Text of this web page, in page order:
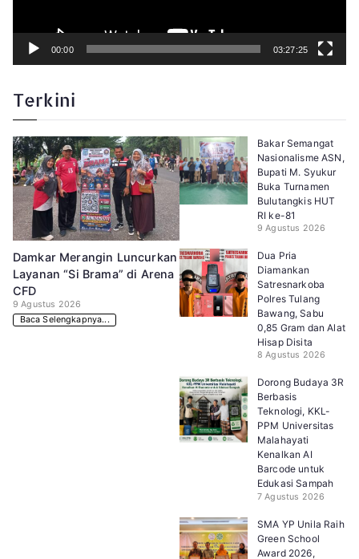
00:00 03:27:25
Terkini
Damkar Merangin Luncurkan
Layanan “Si Brama” di Arena
CFD
9 Agustus 2026
Baca Selengkapnya...
Bakar Semangat
Nasionalisme ASN,
Bupati M. Syukur
Buka Turnamen
Bulutangkis HUT
RI ke-81
9 Agustus 2026
Dua Pria
Diamankan
Satresnarkoba
Polres Tulang
Bawang, Sabu
0,85 Gram dan Alat
Hisap Disita
8 Agustus 2026
Dorong Budaya 3R
Berbasis
Teknologi, KKL-
PPM Universitas
Malahayati
Kenalkan AI
Barcode untuk
Edukasi Sampah
7 Agustus 2026
SMA YP Unila Raih
Green School
Award 2026,